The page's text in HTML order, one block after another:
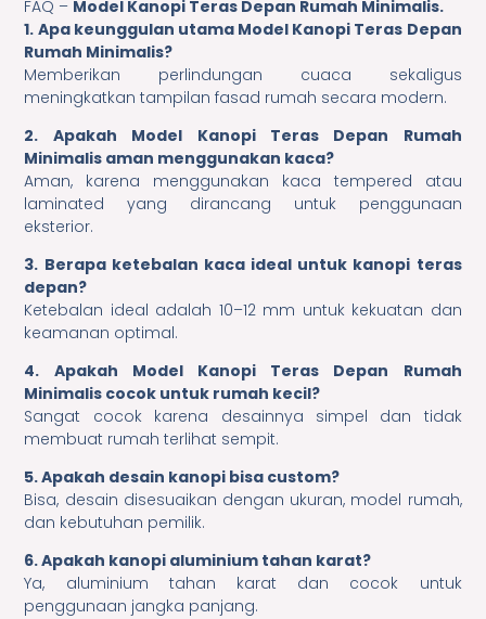
FAQ – Model Kanopi Teras Depan Rumah Minimalis.
1. Apa keunggulan utama Model Kanopi Teras Depan
Rumah Minimalis?
Memberikan perlindungan cuaca sekaligus
meningkatkan tampilan fasad rumah secara modern.
2. Apakah Model Kanopi Teras Depan Rumah
Minimalis aman menggunakan kaca?
Aman, karena menggunakan kaca tempered atau
laminated yang dirancang untuk penggunaan
eksterior.
3. Berapa ketebalan kaca ideal untuk kanopi teras
depan?
Ketebalan ideal adalah 10–12 mm untuk kekuatan dan
keamanan optimal.
4. Apakah Model Kanopi Teras Depan Rumah
Minimalis cocok untuk rumah kecil?
Sangat cocok karena desainnya simpel dan tidak
membuat rumah terlihat sempit.
5. Apakah desain kanopi bisa custom?
Bisa, desain disesuaikan dengan ukuran, model rumah,
dan kebutuhan pemilik.
6. Apakah kanopi aluminium tahan karat?
Ya, aluminium tahan karat dan cocok untuk
penggunaan jangka panjang.